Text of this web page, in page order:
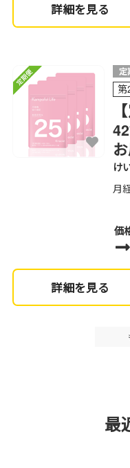
詳細を見る
第
け
月
価
詳細を見る
最